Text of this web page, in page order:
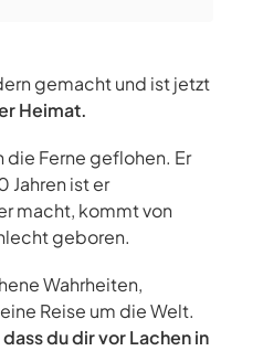
gemacht und ist jetzt
Heimat.
die Ferne geflohen. Er
Jahren ist er
macht, kommt von
geboren.
Wahrheiten,
Reise um die Welt.
du dir vor Lachen in